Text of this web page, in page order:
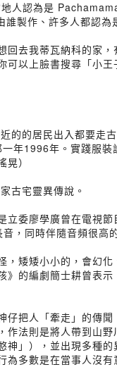
人認為是
製作、許多人都認為
去我蒂瓦納科的家，
以上臉書搜尋「小
的的居民出入都要走
年1996年。實踐服裝
）
古宅靈異傳說。
委廖學廣曾在電視
，同時伴隨音頻很高
矮矮小小的，會幻
的編劇簡士耕曾表示
把人「牽走」的傳
法則是將人帶到山
」），並出現多種
多數是在當事人沒有